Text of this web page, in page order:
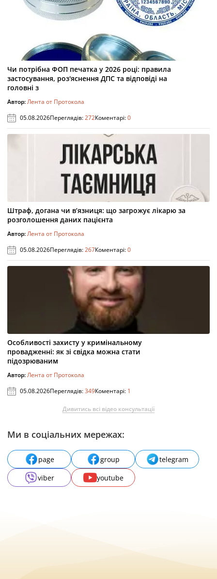
Чи потрібна ФОП печатка у 2026 році: правила
застосування, роз'яснення ДПС та відповіді на
головні з
Автор:Лента от Протокола
05.08.2026Переглядів:272Коментарі:0
Штраф, догана чи в’язниця: що загрожує лікарю за
розголошення даних пацієнта
Автор:Лента от Протокола
05.08.2026Переглядів:267Коментарі:0
Особливості захисту у кримінальному
провадженні: як зі свідка можна стати
підозрюваним
Автор:Лента от Протокола
05.08.2026Переглядів:349Коментарі: 1
Дивитись всі відео консультації
Ми в соціальних мережах:
page group
telegram
viber
youtube